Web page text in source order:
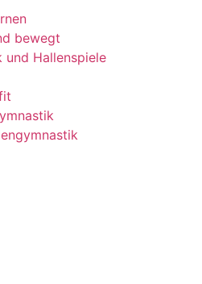
bewegt
und Hallenspiele